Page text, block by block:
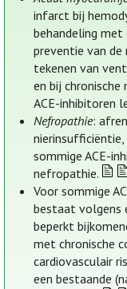
infarct bij
behandeling met
preventie van
tekenen van
en bij
ACE-inhibitoren
Nefropathie:
sommige ACE-
nefropathie.
Voor sommige
bestaat volgens
beperkt
met chronische
cardiovasculair
een bestaande